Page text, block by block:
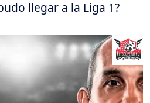
llegar a la Liga 1?